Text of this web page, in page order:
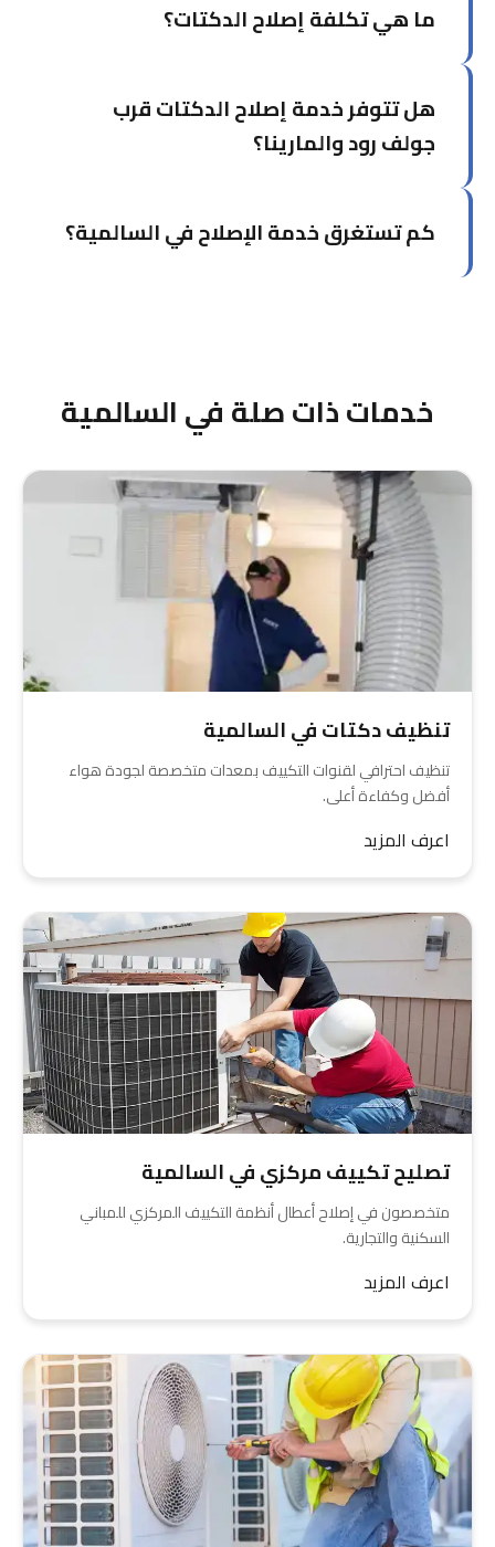
خلال فتحات الصيانة دون الحاجة لفتح الأسقف أو
ما هي تكلفة إصلاح الدكتات؟
بعد الفحص الأولي المجاني دون أي التزام.
هل تتوفر خدمة إصلاح الدكتات قرب
جولف رود والمارينا؟
يعرفون المنطقة جيداً ويصلون بسرعة.
كم تستغرق خدمة الإصلاح في السالمية؟
خدمات ذات صلة في السالمية
تنظيف دكتات في السالمية
تنظيف احترافي لقنوات التكييف بمعدات متخصصة لجودة هواء
أفضل وكفاءة أعلى.
اعرف المزيد
تصليح تكييف مركزي في السالمية
متخصصون في إصلاح أعطال أنظمة التكييف المركزي للمباني
السكنية والتجارية.
اعرف المزيد